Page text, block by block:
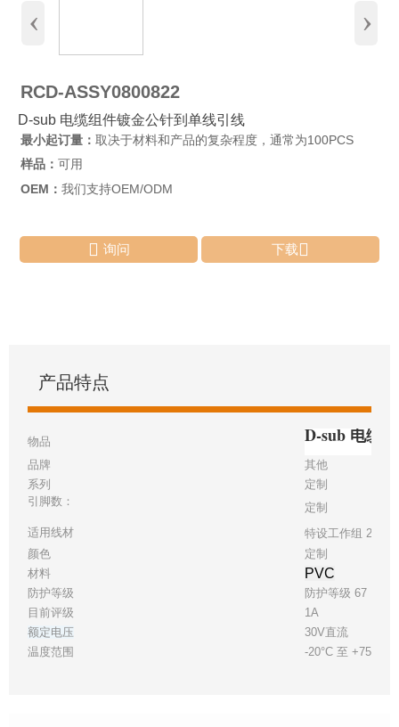
‹ ›
RCD-ASSY0800822
D-sub 电缆组件镀金公针到单线引线
最小起订量： 取决于材料和产品的复杂程度，通常为100PCS
样品： 可用
OEM： 我们支持OEM/ODM
 询问 下载
产品特点
物品 D-sub 电缆
品牌
其他
系列
定制
引脚数：
定制
适用线材
特设工作组 28
颜色
定制
材料
PVC
防护等级
防护等级 67
目前评级
1A
额定电压
30V直流
温度范围
-20°C 至 +75°C